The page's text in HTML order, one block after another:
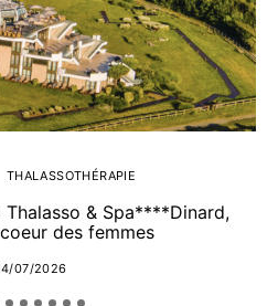
THALASSOTHÉRAPIE
& Spa****Dinard,
des femmes
07/2026